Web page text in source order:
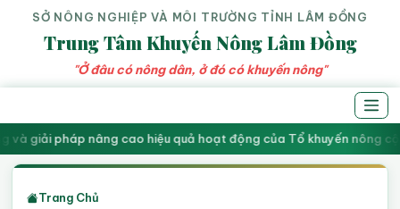
SỞ NÔNG NGHIỆP VÀ MÔI TRƯỜNG TỈNH LÂM ĐỒNG
Trung Tâm Khuyến Nông Lâm Đồng
"Ở đâu có nông dân, ở đó có khuyến nông"
giải pháp nâng cao hiệu quả hoạt động của Tổ khuyến nông
Trang Chủ